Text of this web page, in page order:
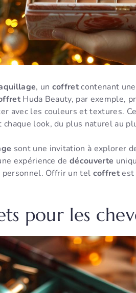
, un coffretcontenant
Huda Beauty, par exemple,
avec les couleurs et textures.
look, du plus naturel au
sont une invitation à explorer
expérience dedécouverte
Offrir un tel coffretest
pour les